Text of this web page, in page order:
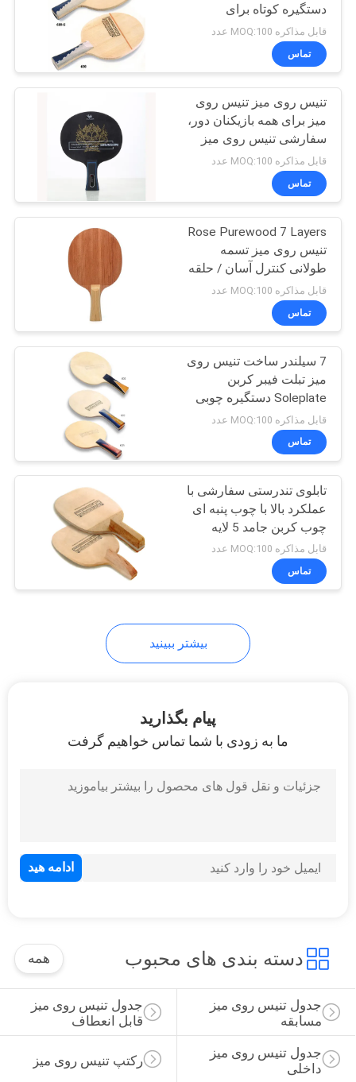
PRIVACY
POLICY
میز تنیس روی میز در
فضای باز
32
جدول کودکان تنیس
روی میز کودکان
16
جدول تنیس روی میز
18
مجموعه تنیس روی
70
تیغه تنیس روی میز
خفاش های تنیس روی
میز
دستگیره کوتاه برای
آموزش
قابل مذاکره MOQ:100 عدد
تماس
تنیس روی میز تنیس روی
میز برای همه بازیکنان دور،
سفارشی تنیس روی میز
سفارشی
قابل مذاکره MOQ:100 عدد
تماس
Rose Purewood 7 Layers
تنیس روی میز تسمه
طولانی کنترل آسان / حلقه
برای بازی
قابل مذاکره MOQ:100 عدد
تماس
7 سیلندر ساخت تنیس روی
میز تبلت فیبر کربن
Soleplate دستگیره چوبی
قابل مذاکره MOQ:100 عدد
تماس
تابلوی تندرستی سفارشی با
عملکرد بالا با چوب پنبه ای
چوب کربن جامد 5 لایه
قابل مذاکره MOQ:100 عدد
تماس
بیشتر ببینید
پیام بگذارید
ما به زودی با شما تماس خواهیم گرفت
دسته بندی های محبوب همه
جدول تنیس روی میز
قابل انعطاف
جدول تنیس روی میز
مسابقه
رکتپ تنیس روی میز
جدول تنیس روی میز
داخلی